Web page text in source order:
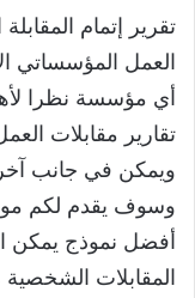
تقرير إتمام
العمل المؤسساتي
أي مؤسسة نظرا
تقارير مقابلات
ويمكن في جانب آخر
وسوف يقدم لكم
أفضل نموذج يمكن
المقابلات